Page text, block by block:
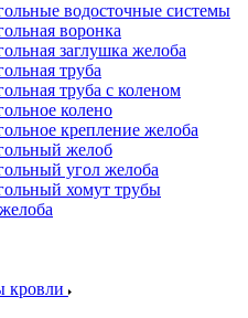
водосточные системы
воронка
заглушка желоба
труба
труба c коленом
колено
крепление желоба
желоб
угол желоба
хомут трубы
кровли